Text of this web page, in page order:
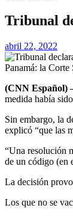
Tribunal
abril 22, 2022
Panamá: la Corte
(CNN Español)
medida había
Sin embargo, la
explicó “que las
“Una resolución
de un código (en
La decisión
Los que no se